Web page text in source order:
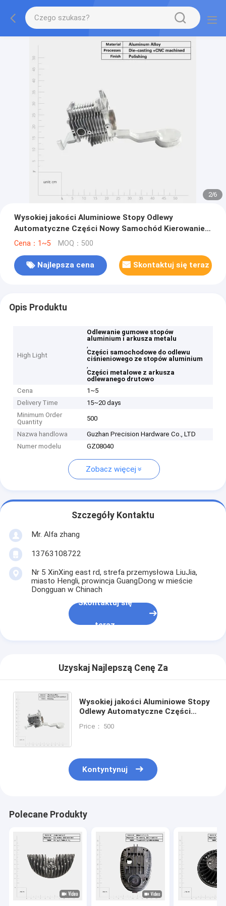
2/6
Wysokiej jakości Aluminiowe Stopy Odlewy
Automatyczne Części Nowy Samochód Kierowanie
Odlewy Wlewy Części Metalowe
Cena：1~5 MOQ：500
Najlepsza cena Skontaktuj się teraz
Opis Produktu
High Light
Odlewanie gumowe stopów
aluminium i arkusza metalu
,
Części samochodowe do odlewu
ciśnieniowego ze stopów aluminium
,
Części metalowe z arkusza
odlewanego drutowo
Cena
1~5
Delivery Time
15~20 days
Minimum Order
Quantity
500
Nazwa handlowa
Guzhan Precision Hardware Co., LTD
Numer modelu
GZ08040
Zobacz więcej
Szczegóły Kontaktu
Mr. Alfa zhang
13763108722
Nr 5 XinXing east rd, strefa przemysłowa LiuJia,
miasto Hengli, prowincja GuangDong w mieście
Dongguan w Chinach
Skontaktuj się
teraz
Uzyskaj Najlepszą Cenę Za
Wysokiej jakości Aluminiowe Stopy
Odlewy Automatyczne Części
Odlewy Wlewy Części Metalowe
Price： 500
Kontyntynuj
Polecane Produkty